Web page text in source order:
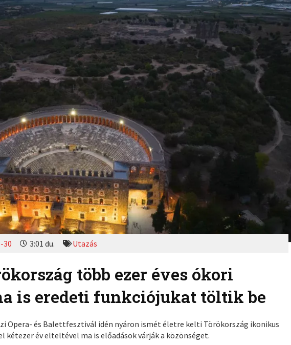
30 3:01 du. Utazás
több ezer éves ókori
is eredeti funkciójukat töltik be
Opera- és Balettfesztivál idén nyáron ismét életre kelti Törökország ikonikus
kétezer év elteltével ma is előadások várják a közönséget.